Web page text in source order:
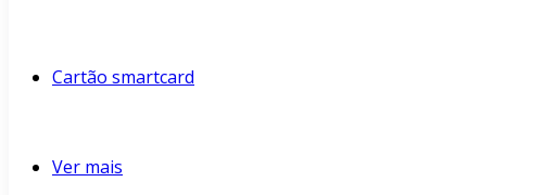
Cartão smartcard
Ver mais